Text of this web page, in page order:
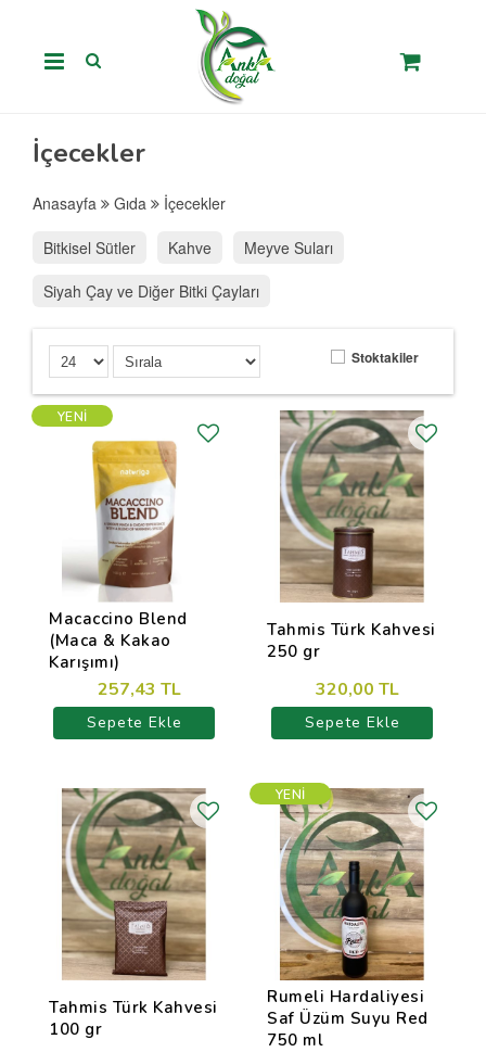
İçecekler
Anasayfa Gıda İçecekler
Bitkisel Sütler Kahve
Meyve Suları
Siyah Çay ve Diğer Bitki Çayları
Stoktakiler
Macaccino Blend
(Maca & Kakao
Karışımı)
257,43 TL
Sepete Ekle
YENI
Tahmis Türk Kahvesi
250 gr
320,00 TL
Sepete Ekle
Tahmis Türk Kahvesi
100 gr
Rumeli Hardaliyesi
Saf Üzüm Suyu Red
750 ml
YENI